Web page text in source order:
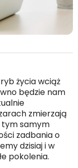
życia wciąż
będzie nam
zmierzają
tym samym
zadbania o
dzisiaj i w
pokolenia.